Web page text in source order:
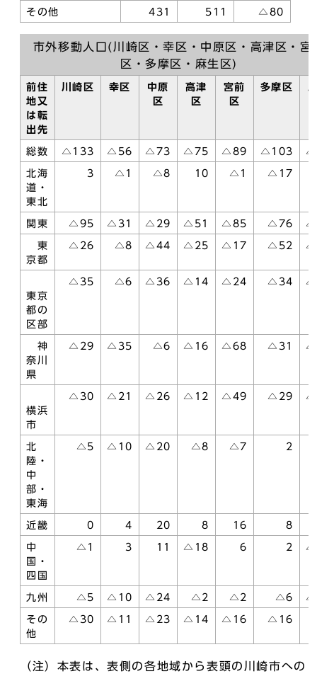
その他 431 511 △80
市外移動人口(川崎区・幸区・中原区・高津区・宮
区・多摩区・麻生区)
前住
地又
は転
出先
川崎区 幸区
中原
区
高津
区
宮前
区
多摩区
総数 △133 △56 △73 △75 △89 △103
北海
道・
東北
3 △1 △8 10 △1 △17
関東 △95 △31 △29 △51 △85 △76
東
京都
△26 △8 △44 △25 △17 △52
東京
都の
区部
△35 △6 △36 △14 △24 △34
神
奈川
県
△29 △35 △6 △16 △68 △31
横浜
市
△30 △21 △26 △12 △49 △29
北
陸・
中
部・
東海
△5 △10 △20 △8 △7 2
近畿 0 4 20 8 16 8
中
国・
四国
△1 3 11 △18 6 2
九州 △5 △10 △24 △2 △2 △6
その
他
△30 △11 △23 △14 △16 △16
（注）本表は、表側の各地域から表頭の川崎市への